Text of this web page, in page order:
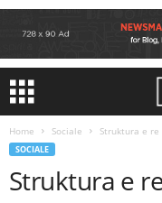
Home Sociale Struktura e
SOCIALE
Struktura e